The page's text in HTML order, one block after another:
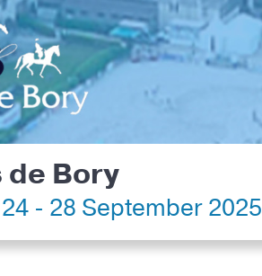
de Bory
- 28 September 2025